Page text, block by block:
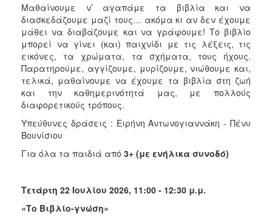
Μαθαίνουμε ν’ αγαπάμε τα βιβλία και να
διασκεδάζουμε μαζί τους… ακόμα κι αν δεν έχουμε
μάθει να διαβάζουμε και να γράφουμε! Το βιβλίο
μπορεί να γίνει (και) παιχνίδι με τις λέξεις, τις
εικόνες, τα χρώματα, τα σχήματα, τους ήχους.
Παρατηρούμε, αγγίζουμε, μυρίζουμε, νιώθουμε και,
τελικά, μαθαίνουμε να έχουμε τα βιβλία στη ζωή
και την καθημερινότητά μας, με πολλούς
διαφορετικούς τρόπους.
Υπεύθυνες δράσεις : Ειρήνη Αντωνογιαννάκη - Πένυ
Βουνίσιου
Για όλα τα παιδιά από 3+ (με ενήλικα συνοδό)
Τετάρτη 22 Ιουλίου 2026, 11:00 - 12:30 μ.μ.
«Το Βιβλίο-γνώση»